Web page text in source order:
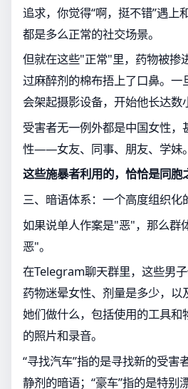
追求，你觉得“啊，挺不错”遇
都是多么正常的社交场景。
但就在这些"正常"里，药物被掺
过麻醉剂的棉布捂上了口鼻。一
会架起摄影设备，开始他长达数
受害者无一例外都是中国女性
性——女友、同事、朋友、学妹。
这些施暴者利用的，恰恰是同胞
三、暗语体系：一个高度组织化
如果说单人作案是"恶"，那么群
恶"。
在Telegram聊天群里，这些男
药物迷晕女性、剂量是多少，
她们做什么，包括使用的工具和
的照片和录音。
“寻找汽车”指的是寻找新的受害
静剂的暗语；“豪车”指的是特别